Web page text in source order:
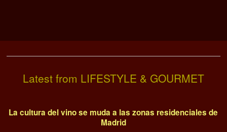
Latest from LIFESTYLE & GOURMET
La cultura del vino se muda a las zonas residenciales de
Madrid